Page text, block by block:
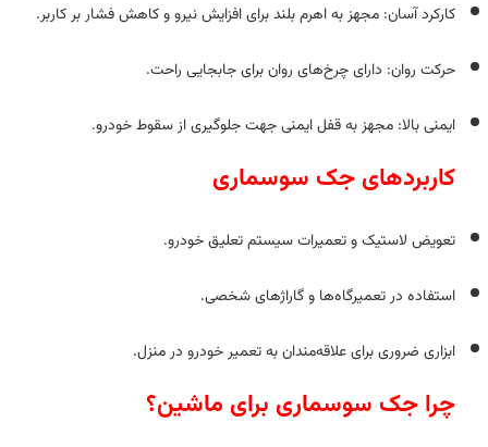
کارکرد آسان: مجهز به اهرم بلند برای افزایش نیرو و کاهش فشار بر کاربر.
حرکت روان: دارای چرخ‌های روان برای جابجایی راحت.
ایمنی بالا: مجهز به قفل ایمنی جهت جلوگیری از سقوط خودرو.
کاربردهای جک سوسماری
تعویض لاستیک و تعمیرات سیستم تعلیق خودرو.
استفاده در تعمیرگاه‌ها و گاراژهای شخصی.
ابزاری ضروری برای علاقه‌مندان به تعمیر خودرو در منزل.
چرا جک سوسماری برای ماشین؟